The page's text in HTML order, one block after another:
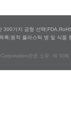
300가지 금형 선택|
록|동적 플라스틱 병 및 식품
판권 소유. 에 의해